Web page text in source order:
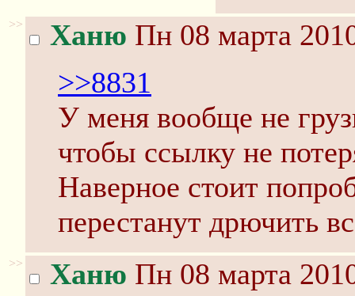
>> Ханю Пн 08 марта
>>8831
У меня вообще не
чтобы ссылку не
Наверное стоит
перестанут дрючить
>> Ханю Пн 08 марта